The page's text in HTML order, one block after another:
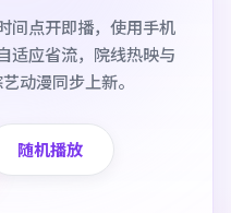
间点开即播，使用手机
适应省流，院线热映与
动漫同步上新。
随机播放